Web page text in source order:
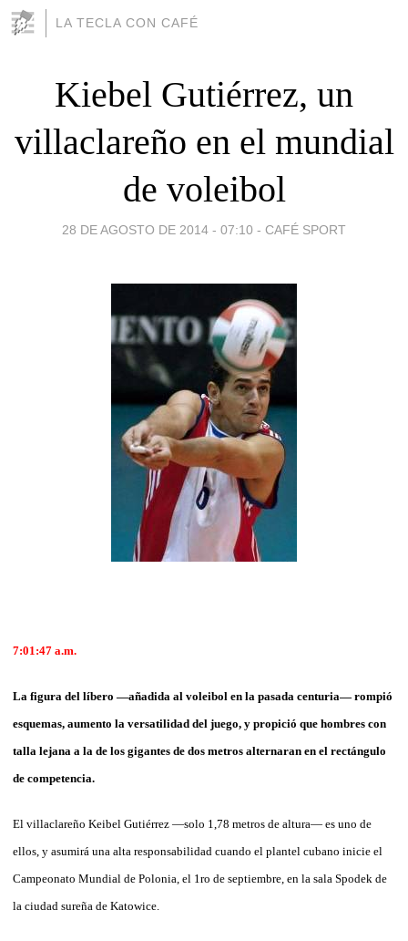
LA TECLA CON CAFÉ
Kiebel Gutiérrez, un
villaclareño en el mundial
de voleibol
28 DE AGOSTO DE 2014 - 07:10 - CAFÉ SPORT
7:01:47 a.m.
La figura del líbero —añadida al voleibol en la pasada centuria— rompió
esquemas, aumento la versatilidad del juego, y propició que hombres con
talla lejana a la de los gigantes de dos metros alternaran en el rectángulo
de competencia.
El villaclareño Keibel Gutiérrez —solo 1,78 metros de altura— es uno de
ellos, y asumirá una alta responsabilidad cuando el plantel cubano inicie el
Campeonato Mundial de Polonia, el 1ro de septiembre, en la sala Spodek de
la ciudad sureña de Katowice.